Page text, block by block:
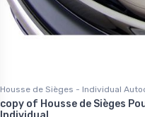
Housse de Sièges - Individual
copy of Housse de Sièges